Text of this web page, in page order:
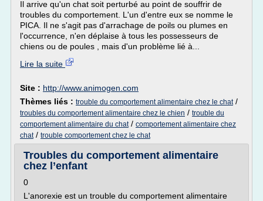
Il arrive qu'un chat soit perturbé au point de souffrir de
troubles du comportement. L'un d'entre eux se nomme le
PICA. Il ne s'agit pas d'arrachage de poils ou plumes en
l'occurrence, n'en déplaise à tous les possesseurs de
chiens ou de poules , mais d'un problème lié à...
Lire la suite
Site : http://www.animogen.com
Thèmes liés : trouble du comportement alimentaire chez le chat/
troubles du comportement alimentaire chez le chien / trouble du
comportement alimentaire du chat/ comportement alimentaire chez
chat/ trouble comportement chez le chat
Troubles du comportement alimentaire
chez l’enfant
0
L'anorexie est un trouble du comportement alimentaire